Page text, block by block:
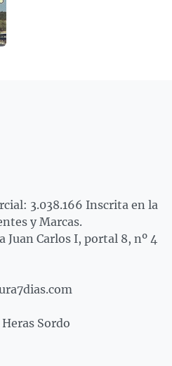
3.038.166 Inscrita en la
y Marcas.
Juan Carlos I, portal 8, nº 4
Sordo